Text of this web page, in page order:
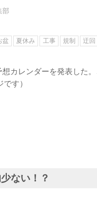
部
盆 夏休み 工事 規制 迂回
カレンダーを発表した
す）
ない！？